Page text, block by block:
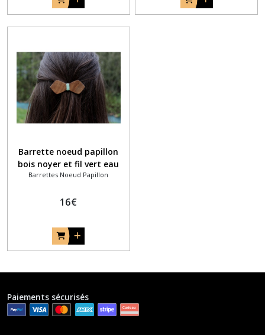
Barrette noeud papillon
bois noyer et fil vert eau
Barrettes Noeud Papillon
16€
Paiements sécurisés